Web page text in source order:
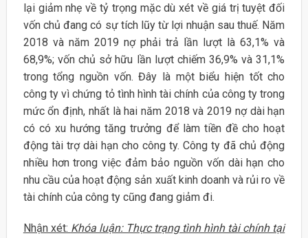
lại giảm nhẹ về tỷ trọng mặc dù xét về giá trị tuyệt đối
vốn chủ đang có sự tích lũy từ lợi nhuận sau thuế. Năm
2018 và năm 2019 nợ phải trả lần lượt là 63,1% và
68,9%; vốn chủ sở hữu lần lượt chiếm 36,9% và 31,1%
trong tổng nguồn vốn. Đây là một biểu hiện tốt cho
công ty vì chứng tỏ tình hình tài chính của công ty trong
mức ổn định, nhất là hai năm 2018 và 2019 nợ dài hạn
có có xu hướng tăng trưởng để làm tiền đề cho hoạt
động tài trợ dài hạn cho công ty. Công ty đã chủ động
nhiều hơn trong việc đảm bảo nguồn vốn dài hạn cho
nhu cầu của hoạt động sản xuất kinh doanh và rủi ro về
tài chính của công ty cũng đang giảm đi.
Nhận xét: Khóa luận: Thực trạng tình hình tài chính tại